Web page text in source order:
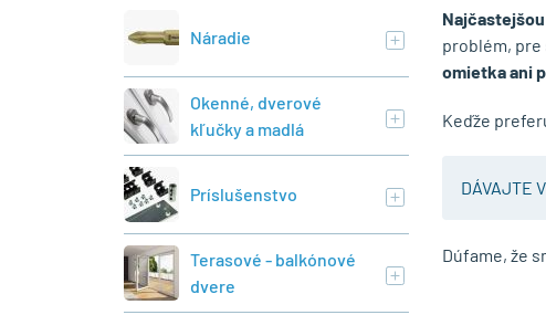
problém, pre
omietka ani
Keďže
DÁVAJTE
Dúfame, že
Náradie
Okenné, dverové
kľučky a madlá
Príslušenstvo
Terasové - balkónové
dvere